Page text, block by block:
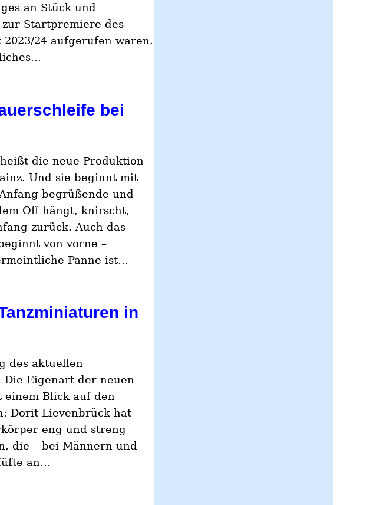
an Stück und
Startpremiere des
24 aufgerufen waren.
bei
die neue Produktion
Und sie beginnt mit
begrüßende und
Off hängt, knirscht,
zurück. Auch das
von vorne –
Panne ist…
in
des aktuellen
Die Eigenart der neuen
Blick auf den
Dorit Lievenbrück hat
eng und streng
die – bei Männern und
an…